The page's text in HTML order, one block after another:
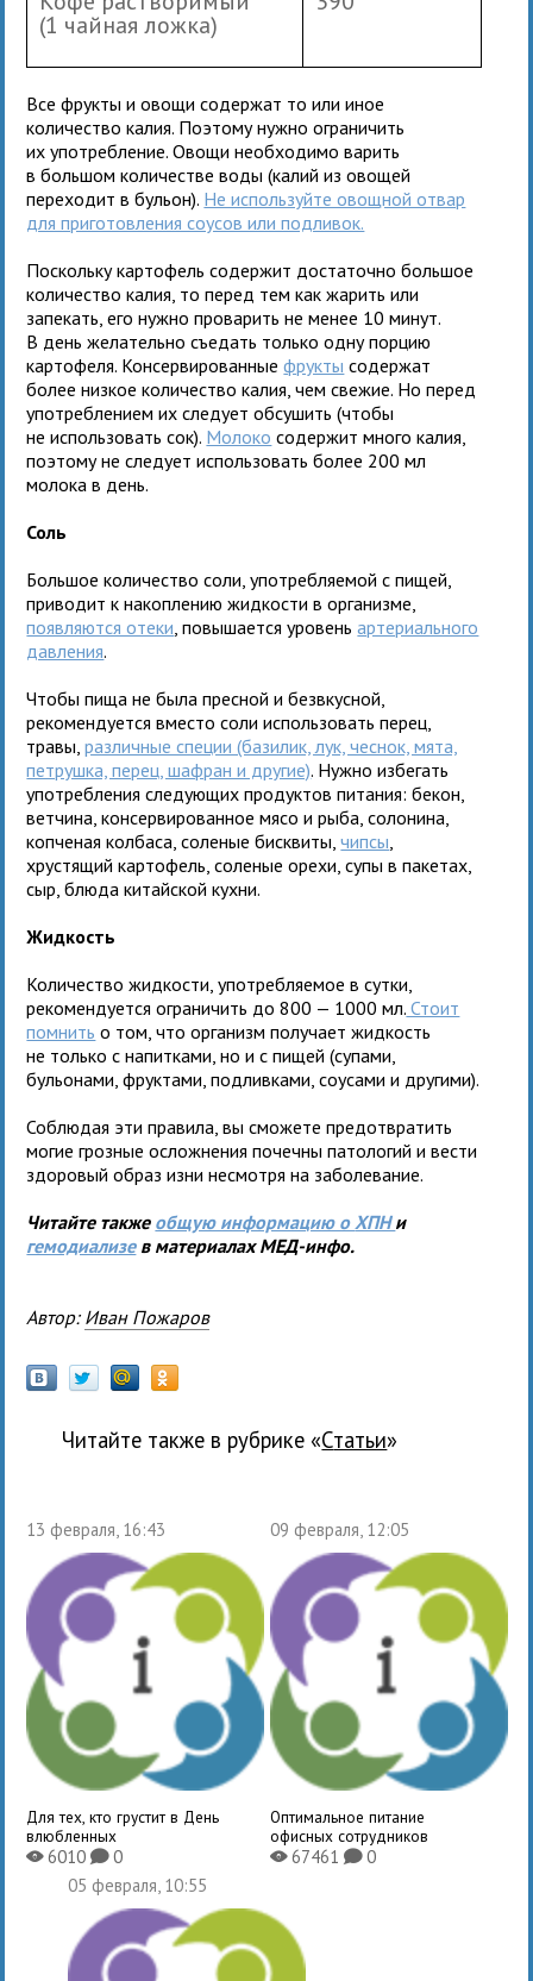
(1 чайная ложка)
Все фрукты и овощи содержат то или иное
количество калия. Поэтому нужно ограничить
их употребление. Овощи необходимо варить
в большом количестве воды (калий из овощей
переходит в бульон). Не используйте овощной отвар
для приготовления соусов или подливок.
Поскольку картофель содержит достаточно большое
количество калия, то перед тем как жарить или
запекать, его нужно проварить не менее 10 минут.
В день желательно съедать только одну порцию
картофеля. Консервированныефрукты содержат
более низкое количество калия, чем свежие. Но перед
употреблением их следует обсушить (чтобы
не использовать сок). Молоко содержит много калия,
поэтому не следует использовать более 200 мл
молока в день.
Соль
Большое количество соли, употребляемой с пищей,
приводит к накоплению жидкости в организме,
появляются отеки , повышается уровеньартериального
давления.
Чтобы пища не была пресной и безвкусной,
рекомендуется вместо соли использовать перец,
травы,различные специи (базилик, лук, чеснок, мята,
петрушка, перец, шафран и другие). Нужно избегать
употребления следующих продуктов питания: бекон,
ветчина, консервированное мясо и рыба, солонина,
копченая колбаса, соленые бисквиты,чипсы
хрустящий картофель, соленые орехи, супы в пакетах,
сыр, блюда китайской кухни.
Жидкость
Количество жидкости, употребляемое в сутки,
рекомендуется ограничить до 800 — 1000 мл. Стоит
помнить о том, что организм получает жидкость
не только с напитками, но и с пищей (супами,
бульонами, фруктами, подливками, соусами и другими).
Соблюдая эти правила, вы сможете предотвратить
могие грозные осложнения почечны патологий и вести
здоровый образ изни несмотря на заболевание.
Читайте также общую информацию о ХПНи
гемодиализев материалах МЕД-инфо.
Автор: Иван Пожаров
Читайте также в рубрике « Статьи»
13 февраля, 16:43
Для тех, кто грустит в День
влюбленных
X6010K0
09 февраля, 12:05
Оптимальное питание
офисных сотрудников
X67461 K0
05 февраля, 10:55